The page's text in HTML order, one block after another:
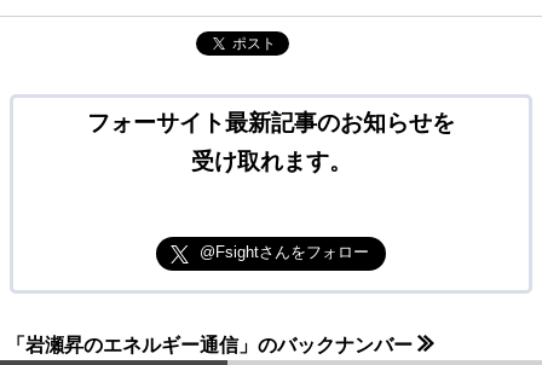
ポスト
フォーサイト最新記事のお知らせを
受け取れます。
@Fsightさんをフォロー
「岩瀬昇のエネルギー通信」のバックナンバー